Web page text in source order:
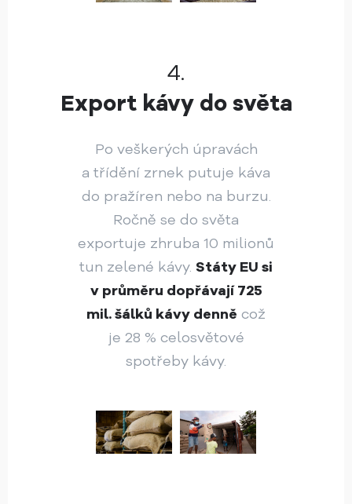
4.
Export kávy do světa
Po veškerých úpravách
a třídění zrnek putuje káva
do pražíren nebo na burzu.
Ročně se do světa
exportuje zhruba 10 milionů
tun zelené kávy. Státy EU si
v průměru dopřávají 725
mil. šálků kávy denně což
je 28 % celosvětové
spotřeby kávy.